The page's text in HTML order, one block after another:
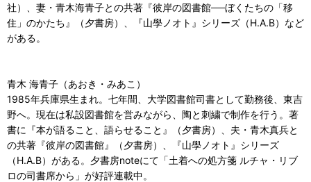
社）、妻・青木海青子との共著『彼岸の図書館──ぼくたちの「移
住」のかたち』（夕書房）、『山學ノオト』シリーズ（H.A.B）など
がある。
青木 海青子（あおき・みあこ）
1985年兵庫県生まれ。七年間、大学図書館司書として勤務後、東吉
野へ。現在は私設図書館を営みながら、陶と刺繍で制作を行う。著
書に『本が語ること、語らせること』（夕書房）、夫・青木真兵と
の共著『彼岸の図書館』（夕書房）、『山學ノオト』シリーズ
（H.A.B）がある。夕書房noteにて「土着への処方箋 ルチャ・リブ
ロの司書席から」が好評連載中。